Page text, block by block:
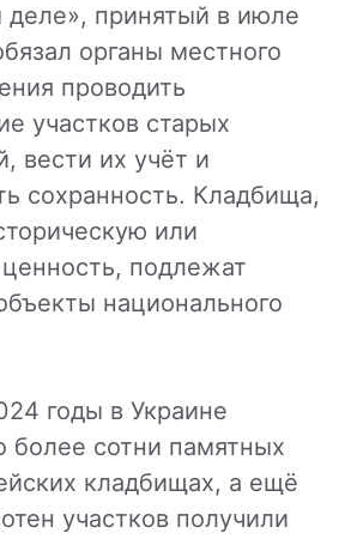
деле», принятый в июле
органы местного
проводить
участков старых
вести их учёт и
сохранность. Кладбища,
или
подлежат
национального
годы в Украине
более сотни памятных
кладбищах, а ещё
участков получили